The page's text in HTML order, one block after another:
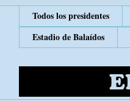
Todos los presidentes
Estadio de Balaídos